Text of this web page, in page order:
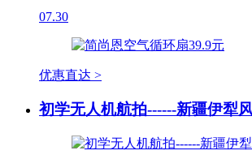
07.30
优惠直达 >
初学无人机航拍------新疆伊犁